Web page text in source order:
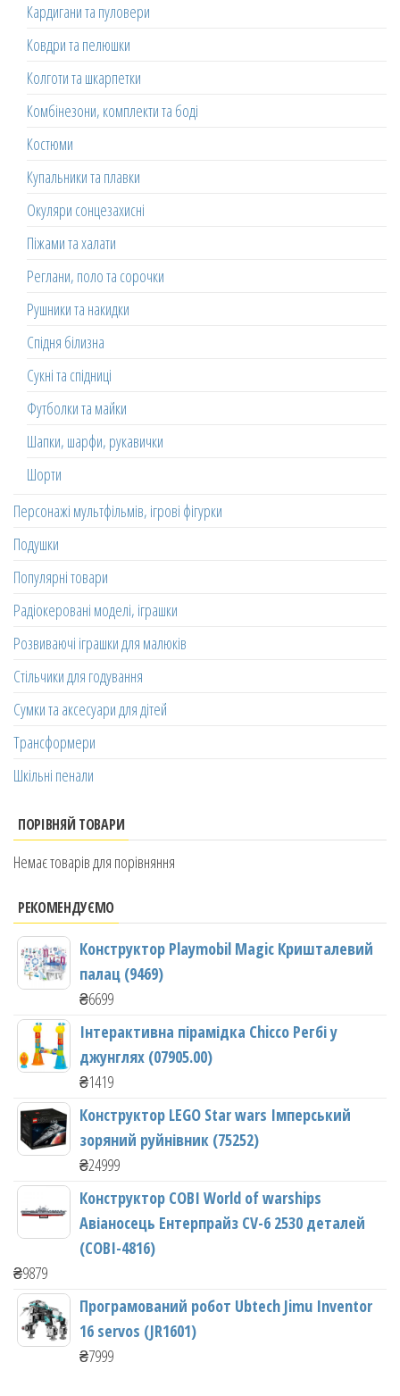
Кардигани та пуловери
Ковдри та пелюшки
Колготи та шкарпетки
Комбінезони, комплекти та боді
Костюми
Купальники та плавки
Окуляри сонцезахисні
Піжами та халати
Реглани, поло та сорочки
Рушники та накидки
Спідня білизна
Сукні та спідниці
Футболки та майки
Шапки, шарфи, рукавички
Шорти
Персонажі мультфільмів, ігрові фігурки
Подушки
Популярні товари
Радіокеровані моделі, іграшки
Розвиваючі іграшки для малюків
Стільчики для годування
Сумки та аксесуари для дітей
Трансформери
Шкільні пенали
ПОРІВНЯЙ ТОВАРИ
Немає товарів для порівняння
РЕКОМЕНДУЄМО
Конструктор Playmobil Magic Кришталевий
палац (9469)
₴6699
Інтерактивна пірамідка Chicco Регбі у
джунглях (07905.00)
₴1419
Конструктор LEGO Star wars Імперський
зоряний руйнівник (75252)
₴24999
Конструктор COBI World of warships
Авіаносець Ентерпрайз CV-6 2530 деталей
(COBI-4816)
₴9879
Програмований робот Ubtech Jimu Inventor
16 servos (JR1601)
₴7999